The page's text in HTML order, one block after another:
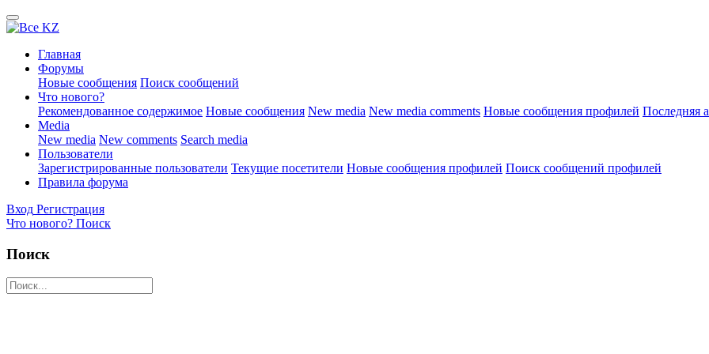
Главная
Форумы
Новые сообщения Поиск сообщений
Что нового?
Рекомендованное содержимое Новые сообщения New media New media comments Новые сообщения профилей Последняя
Media
New media New comments Search media
Пользователи
Зарегистрированные пользователи Текущие посетители Новые сообщения профилей Поиск сообщений профилей
Правила форума
Вход Регистрация
Что нового? Поиск
Поиск